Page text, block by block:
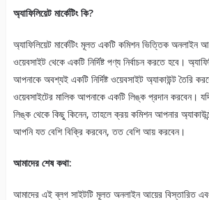
অ্যাফিলিয়েট মার্কেটিং কি?
অ্যাফিলিয়েট মার্কেটিং মূলত একটি কমিশন ভিত্তিক অনলাইন
ওয়েবসাইট থেকে একটি নির্দিষ্ট পণ্য নির্বাচন করতে হবে।
আপনাকে অবশ্যই একটি নির্দিষ্ট ওয়েবসাইট অ্যাকাউন্ট তৈরি
ওয়েবসাইটের মালিক আপনাকে একটি লিঙ্ক প্রদান করবেন।
লিঙ্ক থেকে কিছু কিনেন, তাহলে ক্রয় কমিশন আপনার
আপনি যত বেশি বিক্রি করবেন, তত বেশি আয় করবেন।
আমাদের শেষ কথা:
আমাদের এই ব্লগ সাইটটি মূলত অনলাইন আয়ের বিস্তারিত এবং